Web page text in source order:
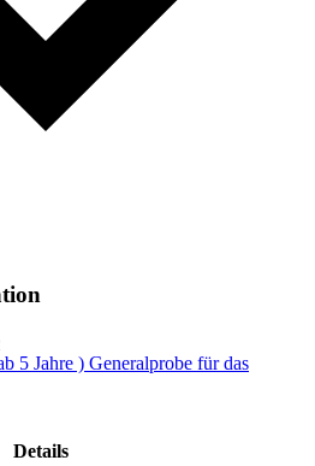
5 Jahre ) Generalprobe für das
Details